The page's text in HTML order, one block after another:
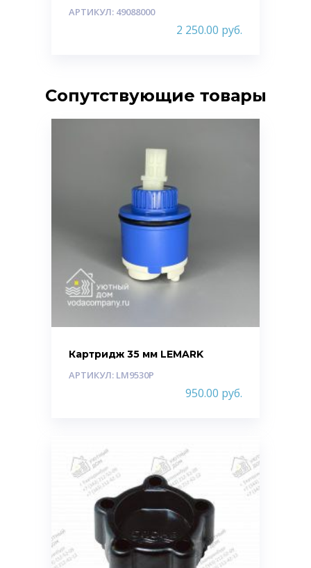
АРТИКУЛ: 49088000
2 250.00 руб.
Сопутствующие товары
Картридж 35 мм LEMARK
АРТИКУЛ: LM9530P
950.00 руб.